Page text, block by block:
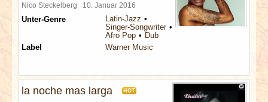
Nico Steckelberg 10. Januar 2016
Unter-Genre
Latin-Jazz
Singer-Songwriter
Afro Pop
Dub
Label
Warner Music
la noche mas larga HOT